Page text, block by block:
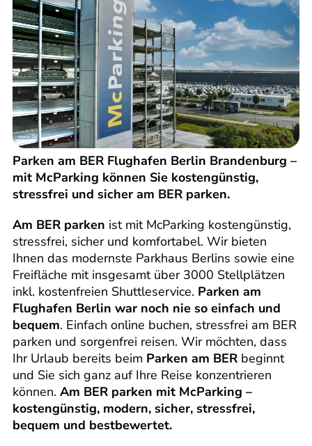
Parken am BER Flughafen Berlin Brandenburg –
mit McParking können Sie kostengünstig,
stressfrei und sicher am BER parken.
Am BER parken ist mit McParking kostengünstig,
stressfrei, sicher und komfortabel. Wir bieten
Ihnen das modernste Parkhaus Berlins sowie eine
Freifläche mit insgesamt über 3000 Stellplätzen
inkl. kostenfreien Shuttleservice. Parken am
Flughafen Berlin war noch nie so einfach und
bequem. Einfach online buchen, stressfrei am BER
parken und sorgenfrei reisen. Wir möchten, dass
Ihr Urlaub bereits beim Parken am BER beginnt
und Sie sich ganz auf Ihre Reise konzentrieren
können. Am BER parken mit McParking –
kostengünstig, modern, sicher, stressfrei,
bequem und bestbewertet.